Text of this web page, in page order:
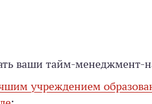
ваши тайм-менеджмент-
учреждением